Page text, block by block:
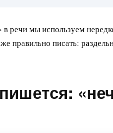
речи мы используем
правильно писать: